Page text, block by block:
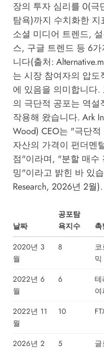
장의 투자 심리를 0(극
탐욕)까지 수치화한
소셜 미디어 트렌드,
스, 구글 트렌드 등 6
니다(출처:
는 시장 참여자의 압
에 있음을 의미합니다
의 극단적 공포는 역
작용해 왔습니다. Ark
Wood) CEO는 "극단
자산의 가격이 펀더멘
점"이라며, "분할 매수
밍"이라고 밝힌 바 있
Research, 2026년 2월).
날짜
공포탐
욕지수
2020년 3
월
8
2022년 6
월
6
2022년 11
월
10
2026년 2
5